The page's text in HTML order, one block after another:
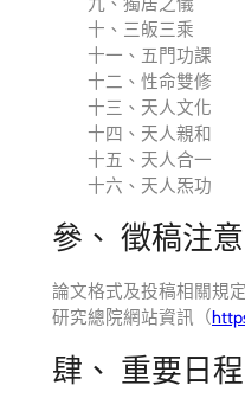
十、三皈三乘
十一、五門功課
十二、性命雙修
十三、天人文化
十四、天人親和
十五、天人合一
十六、天人炁功
參、 徵稿注
論文格式及投稿相關規
研究總院網站資訊（
肆、 重要日程